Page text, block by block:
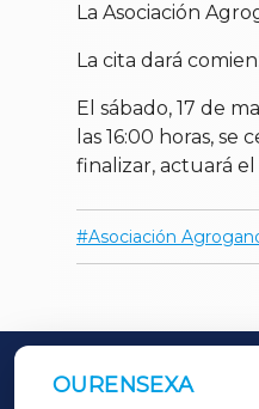
La Asociación
La cita dará
El sábado, 17 de
las 16:00 horas,
finalizar, actuará el
Asociación
OURENSEXA
OUTROS